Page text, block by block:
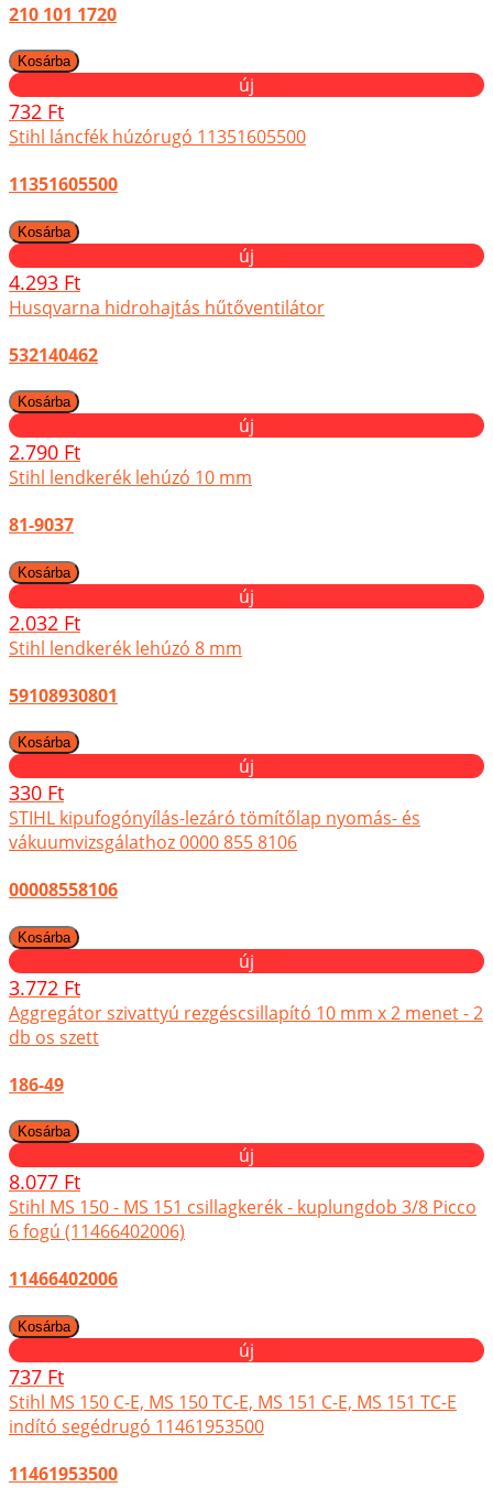
210 101 1720
új
732 Ft
Stihl láncfék húzórugó 11351605500
11351605500
új
4.293 Ft
Husqvarna hidrohajtás hűtőventilátor
532140462
új
2.790 Ft
Stihl lendkerék lehúzó 10 mm
81-9037
új
2.032 Ft
Stihl lendkerék lehúzó 8 mm
59108930801
új
330 Ft
STIHL kipufogónyílás-lezáró tömítőlap nyomás- és
vákuumvizsgálathoz 0000 855 8106
00008558106
új
3.772 Ft
Aggregátor szivattyú rezgéscsillapító 10 mm x 2 menet - 2
db os szett
186-49
új
8.077 Ft
Stihl MS 150 - MS 151 csillagkerék - kuplungdob 3/8 Picco
6 fogú (11466402006)
11466402006
új
737 Ft
Stihl MS 150 C-E, MS 150 TC-E, MS 151 C-E, MS 151 TC-E
indító segédrugó 11461953500
11461953500